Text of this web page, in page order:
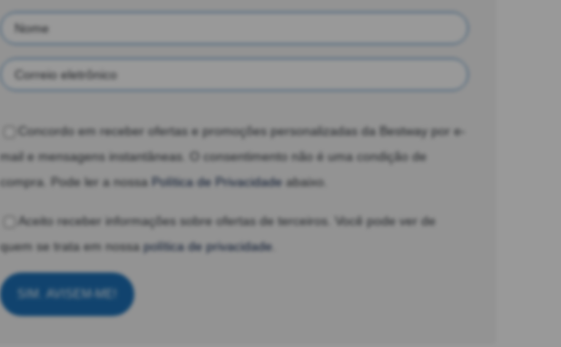
Concordo em receber ofertas e promoções personalizadas da Bestway por e-
mail e mensagens instantâneas. O consentimento não é uma condição de
compra. Pode ler a nossa Política de Privacidadeabaixo.
Aceito receber informações sobre ofertas de terceiros. Você pode ver de
quem se trata em nossapolítica de privacidade.
SIM. AVISEM-ME!